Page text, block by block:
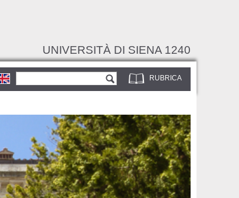
UNIVERSITÀ DI SIENA 1240
RUBRICA
Form di ricerca